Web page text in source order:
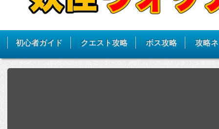
初心者ガイド クエスト攻略 ボス攻略 攻略